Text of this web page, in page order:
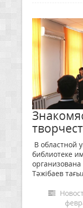
В областной
библиотеке
Тәжібаев